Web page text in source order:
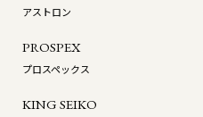
アストロン
PROSPEX
プロスペックス
KING SEIKO